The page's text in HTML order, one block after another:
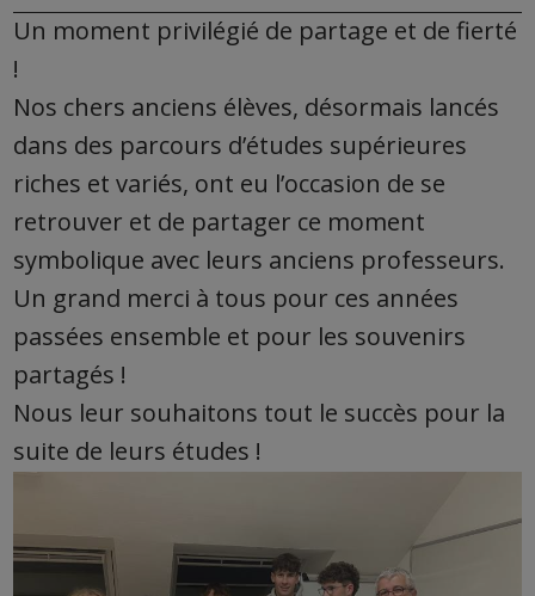
Un moment privilégié de partage et de fierté
!
Nos chers anciens élèves, désormais lancés
dans des parcours d’études supérieures
riches et variés, ont eu l’occasion de se
retrouver et de partager ce moment
symbolique avec leurs anciens professeurs.
Un grand merci à tous pour ces années
passées ensemble et pour les souvenirs
partagés !
Nous leur souhaitons tout le succès pour la
suite de leurs études !